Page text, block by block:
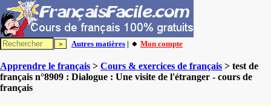
Autres matières | 🔸 Mon compte
Apprendre le français > Cours & exercices de français > test de
français n°8909 : Dialogue : Une visite de l'étranger - cours de
français